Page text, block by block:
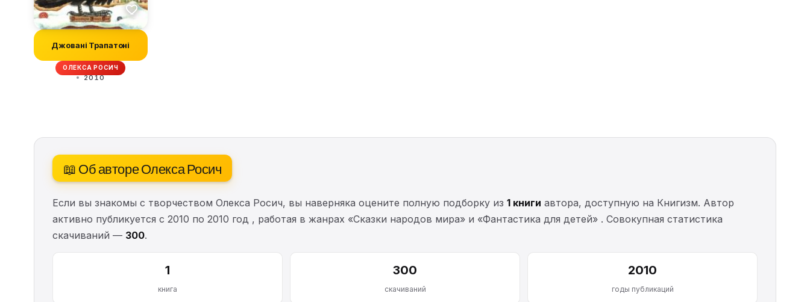
Джовані Трапатоні
ОЛЕКСА РОСИЧ
2010
📖 Об авторе Олекса Росич
Если вы знакомы с творчеством Олекса Росич, вы наверняка оцените полную подборку из 1 книги автора, доступную на Книгизм. Автор
активно публикуется с 2010 по 2010 год , работая в жанрах «Сказки народов мира» и «Фантастика для детей» . Совокупная статистика
скачиваний — 300.
1
книга
300
скачиваний
2010
годы публикаций